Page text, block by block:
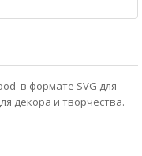
в формате SVG для
декора и творчества.